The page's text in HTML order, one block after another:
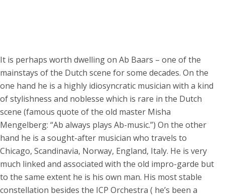
It is perhaps worth dwelling on Ab Baars – one of the
mainstays of the Dutch scene for some decades. On the
one hand he is a highly idiosyncratic musician with a kind
of stylishness and noblesse which is rare in the Dutch
scene (famous quote of the old master Misha
Mengelberg: “Ab always plays Ab-music.”) On the other
hand he is a sought-after musician who travels to
Chicago, Scandinavia, Norway, England, Italy. He is very
much linked and associated with the old impro-garde but
to the same extent he is his own man. His most stable
constellation besides the ICP Orchestra ( he’s been a